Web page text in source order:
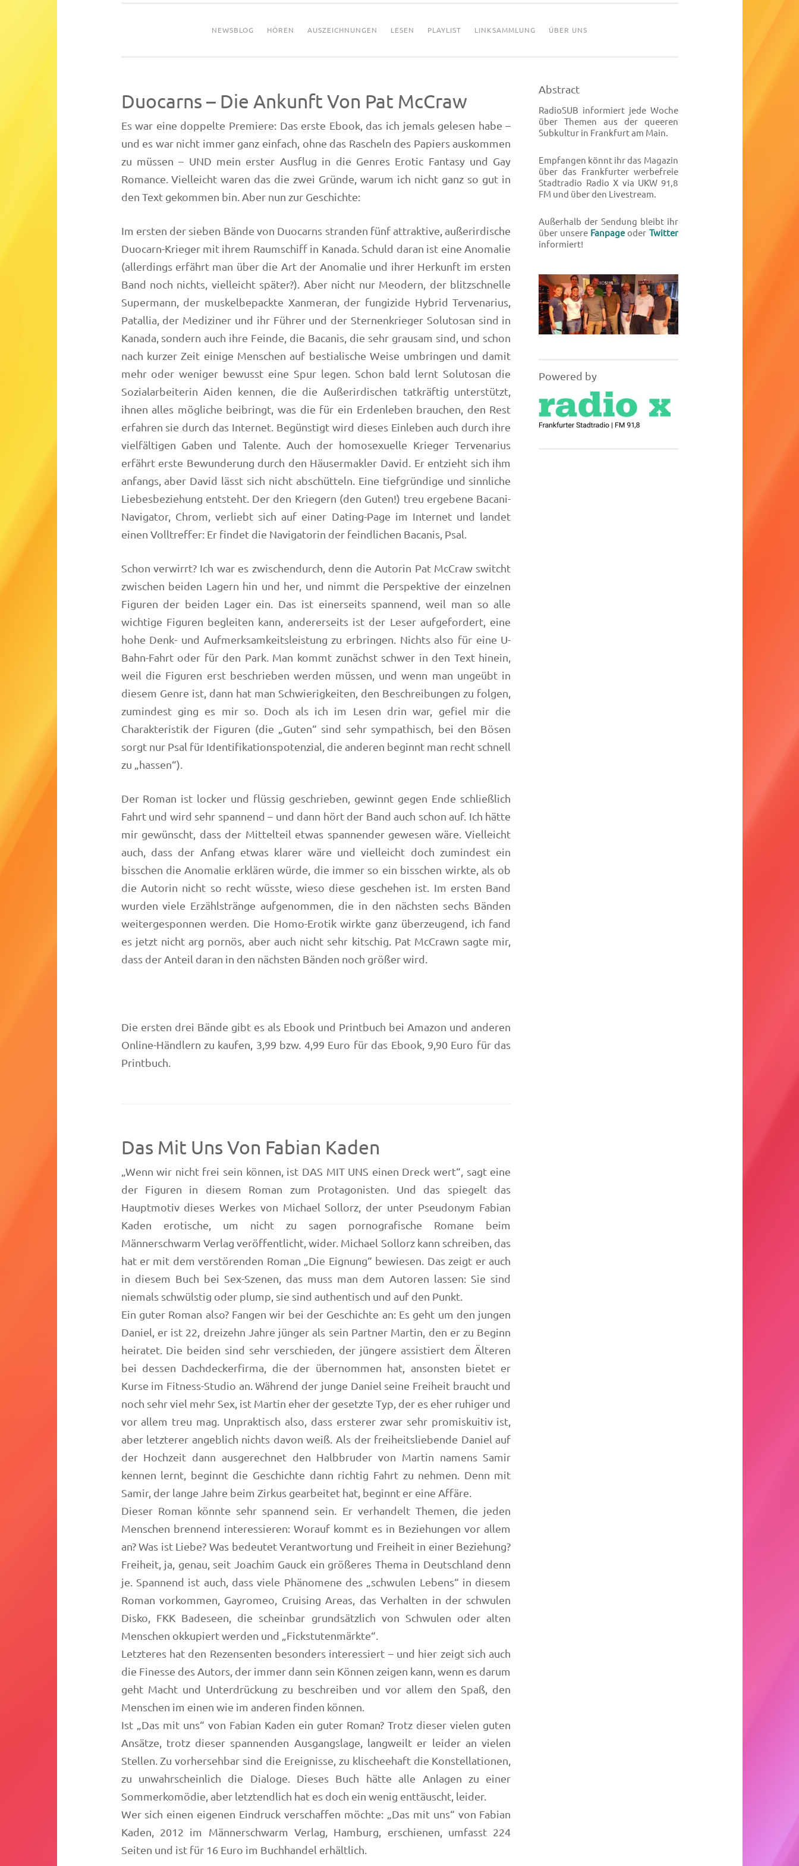
NEWSBLOG HÖREN AUSZEICHNUNGEN LESEN PLAYLIST LINKSAMMLUNG ÜBER UNS
Duocarns – Die Ankunft Von Pat McCraw
Es war eine doppelte Premiere: Das erste Ebook, das ich jemals gelesen habe –
und es war nicht immer ganz einfach, ohne das Rascheln des Papiers auskommen
zu müssen – UND mein erster Ausflug in die Genres Erotic Fantasy und Gay
Romance. Vielleicht waren das die zwei Gründe, warum ich nicht ganz so gut in
den Text gekommen bin. Aber nun zur Geschichte:
Im ersten der sieben Bände von Duocarns stranden fünf attraktive, außerirdische
Duocarn-Krieger mit ihrem Raumschiff in Kanada. Schuld daran ist eine Anomalie
(allerdings erfährt man über die Art der Anomalie und ihrer Herkunft im ersten
Band noch nichts, vielleicht später?). Aber nicht nur Meodern, der blitzschnelle
Supermann, der muskelbepackte Xanmeran, der fungizide Hybrid Tervenarius,
Patallia, der Mediziner und ihr Führer und der Sternenkrieger Solutosan sind in
Kanada, sondern auch ihre Feinde, die Bacanis, die sehr grausam sind, und schon
nach kurzer Zeit einige Menschen auf bestialische Weise umbringen und damit
mehr oder weniger bewusst eine Spur legen. Schon bald lernt Solutosan die
Sozialarbeiterin Aiden kennen, die die Außerirdischen tatkräftig unterstützt,
ihnen alles mögliche beibringt, was die für ein Erdenleben brauchen, den Rest
erfahren sie durch das Internet. Begünstigt wird dieses Einleben auch durch ihre
vielfältigen Gaben und Talente. Auch der homosexuelle Krieger Tervenarius
erfährt erste Bewunderung durch den Häusermakler David. Er entzieht sich ihm
anfangs, aber David lässt sich nicht abschütteln. Eine tiefgründige und sinnliche
Liebesbeziehung entsteht. Der den Kriegern (den Guten!) treu ergebene Bacani-
Navigator, Chrom, verliebt sich auf einer Dating-Page im Internet und landet
einen Volltreffer: Er findet die Navigatorin der feindlichen Bacanis, Psal.
Schon verwirrt? Ich war es zwischendurch, denn die Autorin Pat McCraw switcht
zwischen beiden Lagern hin und her, und nimmt die Perspektive der einzelnen
Figuren der beiden Lager ein. Das ist einerseits spannend, weil man so alle
wichtige Figuren begleiten kann, andererseits ist der Leser aufgefordert, eine
hohe Denk- und Aufmerksamkeitsleistung zu erbringen. Nichts also für eine U-
Bahn-Fahrt oder für den Park. Man kommt zunächst schwer in den Text hinein,
weil die Figuren erst beschrieben werden müssen, und wenn man ungeübt in
diesem Genre ist, dann hat man Schwierigkeiten, den Beschreibungen zu folgen,
zumindest ging es mir so. Doch als ich im Lesen drin war, gefiel mir die
Charakteristik der Figuren (die „Guten“ sind sehr sympathisch, bei den Bösen
sorgt nur Psal für Identifikationspotenzial, die anderen beginnt man recht schnell
zu „hassen“).
Der Roman ist locker und flüssig geschrieben, gewinnt gegen Ende schließlich
Fahrt und wird sehr spannend – und dann hört der Band auch schon auf. Ich hätte
mir gewünscht, dass der Mittelteil etwas spannender gewesen wäre. Vielleicht
auch, dass der Anfang etwas klarer wäre und vielleicht doch zumindest ein
bisschen die Anomalie erklären würde, die immer so ein bisschen wirkte, als ob
die Autorin nicht so recht wüsste, wieso diese geschehen ist. Im ersten Band
wurden viele Erzählstränge aufgenommen, die in den nächsten sechs Bänden
weitergesponnen werden. Die Homo-Erotik wirkte ganz überzeugend, ich fand
es jetzt nicht arg pornös, aber auch nicht sehr kitschig. Pat McCrawn sagte mir,
dass der Anteil daran in den nächsten Bänden noch größer wird.
Die ersten drei Bände gibt es als Ebook und Printbuch bei Amazon und anderen
Online-Händlern zu kaufen, 3,99 bzw. 4,99 Euro für das Ebook, 9,90 Euro für das
Printbuch.
Das Mit Uns Von Fabian Kaden
„Wenn wir nicht frei sein können, ist DAS MIT UNS einen Dreck wert“, sagt eine
der Figuren in diesem Roman zum Protagonisten. Und das spiegelt das
Hauptmotiv dieses Werkes von Michael Sollorz, der unter Pseudonym Fabian
Kaden erotische, um nicht zu sagen pornografische Romane beim
Männerschwarm Verlag veröffentlicht, wider. Michael Sollorz kann schreiben, das
hat er mit dem verstörenden Roman „Die Eignung“ bewiesen. Das zeigt er auch
in diesem Buch bei Sex-Szenen, das muss man dem Autoren lassen: Sie sind
niemals schwülstig oder plump, sie sind authentisch und auf den Punkt.
Ein guter Roman also? Fangen wir bei der Geschichte an: Es geht um den jungen
Daniel, er ist 22, dreizehn Jahre jünger als sein Partner Martin, den er zu Beginn
heiratet. Die beiden sind sehr verschieden, der jüngere assistiert dem Älteren
bei dessen Dachdeckerfirma, die der übernommen hat, ansonsten bietet er
Kurse im Fitness-Studio an. Während der junge Daniel seine Freiheit braucht und
noch sehr viel mehr Sex, ist Martin eher der gesetzte Typ, der es eher ruhiger und
vor allem treu mag. Unpraktisch also, dass ersterer zwar sehr promiskuitiv ist,
aber letzterer angeblich nichts davon weiß. Als der freiheitsliebende Daniel auf
der Hochzeit dann ausgerechnet den Halbbruder von Martin namens Samir
kennen lernt, beginnt die Geschichte dann richtig Fahrt zu nehmen. Denn mit
Samir, der lange Jahre beim Zirkus gearbeitet hat, beginnt er eine Affäre.
Dieser Roman könnte sehr spannend sein. Er verhandelt Themen, die jeden
Menschen brennend interessieren: Worauf kommt es in Beziehungen vor allem
an? Was ist Liebe? Was bedeutet Verantwortung und Freiheit in einer Beziehung?
Freiheit, ja, genau, seit Joachim Gauck ein größeres Thema in Deutschland denn
je. Spannend ist auch, dass viele Phänomene des „schwulen Lebens“ in diesem
Roman vorkommen, Gayromeo, Cruising Areas, das Verhalten in der schwulen
Disko, FKK Badeseen, die scheinbar grundsätzlich von Schwulen oder alten
Menschen okkupiert werden und „Fickstutenmärkte“.
Letzteres hat den Rezensenten besonders interessiert – und hier zeigt sich auch
die Finesse des Autors, der immer dann sein Können zeigen kann, wenn es darum
geht Macht und Unterdrückung zu beschreiben und vor allem den Spaß, den
Menschen im einen wie im anderen finden können.
Ist „Das mit uns“ von Fabian Kaden ein guter Roman? Trotz dieser vielen guten
Ansätze, trotz dieser spannenden Ausgangslage, langweilt er leider an vielen
Stellen. Zu vorhersehbar sind die Ereignisse, zu klischeehaft die Konstellationen,
zu unwahrscheinlich die Dialoge. Dieses Buch hätte alle Anlagen zu einer
Sommerkomödie, aber letztendlich hat es doch ein wenig enttäuscht, leider.
Wer sich einen eigenen Eindruck verschaffen möchte: „Das mit uns“ von Fabian
Kaden, 2012 im Männerschwarm Verlag, Hamburg, erschienen, umfasst 224
Seiten und ist für 16 Euro im Buchhandel erhältlich.
Abstract
RadioSUB informiert jede Woche
über Themen aus der queeren
Subkultur in Frankfurt am Main.
Empfangen könnt ihr das Magazin
über das Frankfurter werbefreie
Stadtradio Radio X via UKW 91,8
FM und über den Livestream.
Außerhalb der Sendung bleibt ihr
über unsere Fanpageoder Twitter
informiert!
Powered by